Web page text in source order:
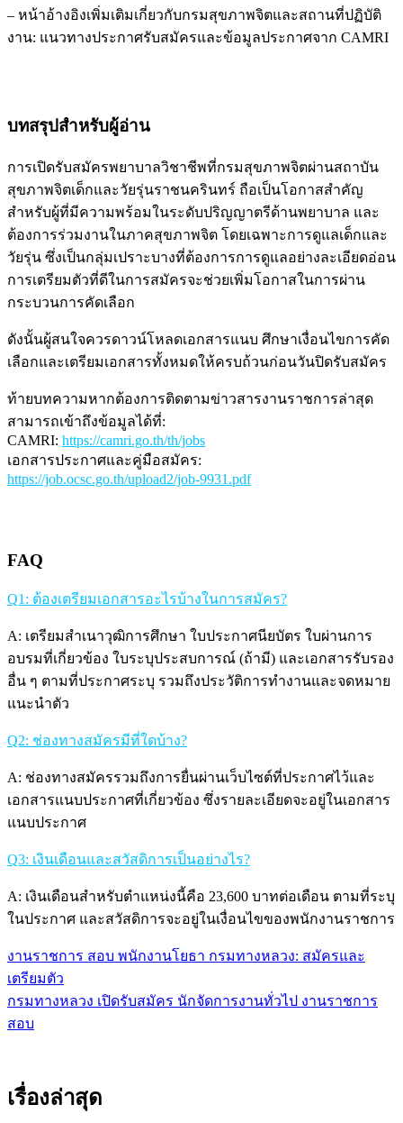
– หน้าอ้างอิงเพิ่มเติมเกี่ยวกับกรมสุขภาพจิตและสถานที่ปฏิบัติ
งาน: แนวทางประกาศรับสมัครและข้อมูลประกาศจาก CAMRI
บทสรุปสำหรับผู้อ่าน
การเปิดรับสมัครพยาบาลวิชาชีพที่กรมสุขภาพจิตผ่านสถาบัน
สุขภาพจิตเด็กและวัยรุ่นราชนครินทร์ ถือเป็นโอกาสสำคัญ
สำหรับผู้ที่มีความพร้อมในระดับปริญญาตรีด้านพยาบาล และ
ต้องการร่วมงานในภาคสุขภาพจิต โดยเฉพาะการดูแลเด็กและ
วัยรุ่น ซึ่งเป็นกลุ่มเปราะบางที่ต้องการการดูแลอย่างละเอียดอ่อน
การเตรียมตัวที่ดีในการสมัครจะช่วยเพิ่มโอกาสในการผ่าน
กระบวนการคัดเลือก
ดังนั้นผู้สนใจควรดาวน์โหลดเอกสารแนบ ศึกษาเงื่อนไขการคัด
เลือกและเตรียมเอกสารทั้งหมดให้ครบถ้วนก่อนวันปิดรับสมัคร
ท้ายบทความหากต้องการติดตามข่าวสารงานราชการล่าสุด
สามารถเข้าถึงข้อมูลได้ที่:
CAMRI: https://camri.go.th/th/jobs
เอกสารประกาศและคู่มือสมัคร:
https://job.ocsc.go.th/upload2/job-9931.pdf
FAQ
Q1: ต้องเตรียมเอกสารอะไรบ้างในการสมัคร?
A: เตรียมสำเนาวุฒิการศึกษา ใบประกาศนียบัตร ใบผ่านการ
อบรมที่เกี่ยวข้อง ใบระบุประสบการณ์ (ถ้ามี) และเอกสารรับรอง
อื่น ๆ ตามที่ประกาศระบุ รวมถึงประวัติการทำงานและจดหมาย
แนะนำตัว
Q2: ช่องทางสมัครมีที่ใดบ้าง?
A: ช่องทางสมัครรวมถึงการยื่นผ่านเว็บไซต์ที่ประกาศไว้และ
เอกสารแนบประกาศที่เกี่ยวข้อง ซึ่งรายละเอียดจะอยู่ในเอกสาร
แนบประกาศ
Q3: เงินเดือนและสวัสดิการเป็นอย่างไร?
A: เงินเดือนสำหรับตำแหน่งนี้คือ 23,600 บาทต่อเดือน ตามที่ระบุ
ในประกาศ และสวัสดิการจะอยู่ในเงื่อนไขของพนักงานราชการ
แนะแนว
เรื่อง
งานราชการ สอบ พนักงานโยธา กรมทางหลวง: สมัครและ
เตรียมตัว
กรมทางหลวง เปิดรับสมัคร นักจัดการงานทั่วไป งานราชการ
สอบ
เรื่องล่าสุด